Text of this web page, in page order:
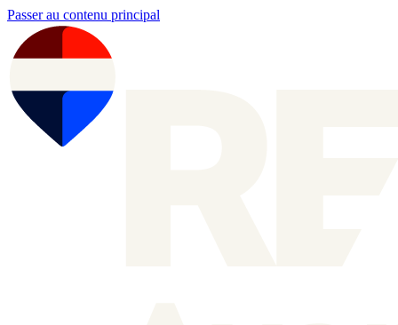
Passer au contenu principal